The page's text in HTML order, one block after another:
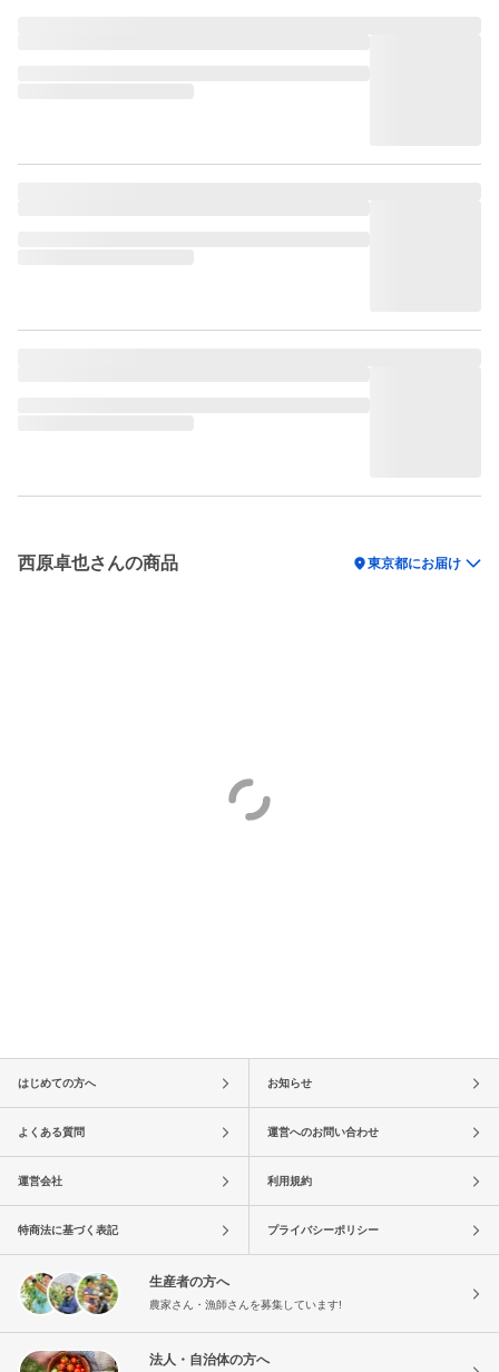
西原卓也さんの商品 location_on東京都にお届け
はじめての方へ お知らせ
よくある質問 運営へのお問い合わせ
運営会社 利用規約
特商法に基づく表記 プライバシーポリシー
生産者の方へ
農家さん・漁師さんを募集しています!
法人・自治体の方へ